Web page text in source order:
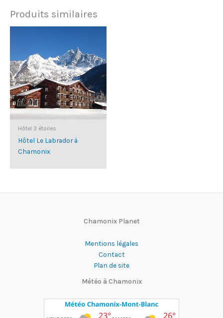
Produits similaires
Hôtel 3 étoiles
Hôtel Le Labrador à
Chamonix
Chamonix Planet
Mentions légales
Contact
Plan de site
Météo à Chamonix